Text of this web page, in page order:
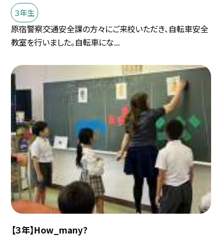
３年生
原宿警察交通安全課の方々にご来校いただき、自転車安全
教室を行いました。自転車にな...
【３年】How_many?